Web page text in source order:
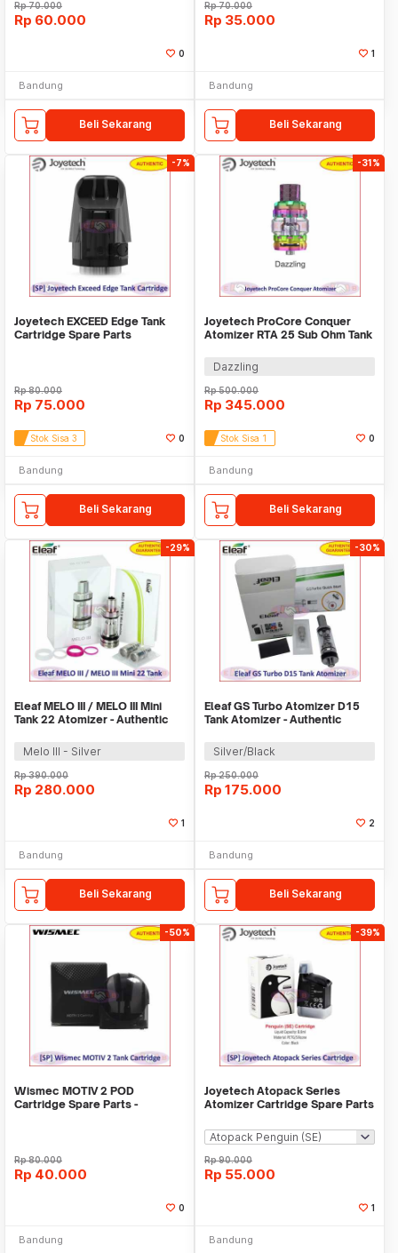
Rp70.000
Rp 60.000
0
Bandung
Beli Sekarang
Rp70.000
Rp 35.000
1
Bandung
Beli Sekarang
-7%
Joyetech EXCEED Edge Tank
Cartridge Spare Parts
Rp80.000
Rp 75.000
Stok Sisa 3 0
Bandung
Beli Sekarang
-31%
Joyetech ProCore Conquer
Atomizer RTA 25 Sub Ohm Tank
Dazzling
Rp500.000
Rp 345.000
Stok Sisa 1 0
Bandung
Beli Sekarang
-29%
Eleaf MELO III / MELO III Mini
Tank 22 Atomizer - Authentic
Melo III - Silver
Rp390.000
Rp 280.000
1
Bandung
Beli Sekarang
-30%
Eleaf GS Turbo Atomizer D15
Tank Atomizer - Authentic
Silver/Black
Rp250.000
Rp 175.000
2
Bandung
Beli Sekarang
-50%
Wismec MOTIV 2 POD
Cartridge Spare Parts -
Rp80.000
Rp 40.000
0
Bandung
-39%
Joyetech Atopack Series
Atomizer Cartridge Spare Parts
Rp90.000
Rp 55.000
1
Bandung